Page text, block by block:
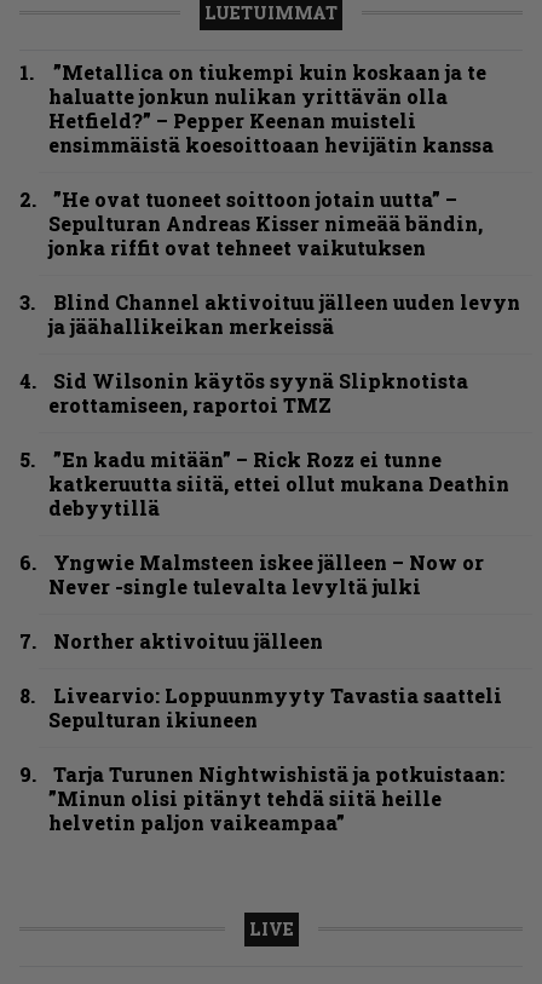
LUETUIMMAT
”Metallica on tiukempi kuin koskaan ja te
haluatte jonkun nulikan yrittävän olla
Hetfield?” – Pepper Keenan muisteli
ensimmäistä koesoittoaan hevijätin kanssa
”He ovat tuoneet soittoon jotain uutta” –
Sepulturan Andreas Kisser nimeää bändin,
jonka riffit ovat tehneet vaikutuksen
Blind Channel aktivoituu jälleen uuden levyn
ja jäähallikeikan merkeissä
Sid Wilsonin käytös syynä Slipknotista
erottamiseen, raportoi TMZ
”En kadu mitään” – Rick Rozz ei tunne
katkeruutta siitä, ettei ollut mukana Deathin
debyytillä
Yngwie Malmsteen iskee jälleen – Now or
Never -single tulevalta levyltä julki
Norther aktivoituu jälleen
Livearvio: Loppuunmyyty Tavastia saatteli
Sepulturan ikiuneen
Tarja Turunen Nightwishistä ja potkuistaan:
”Minun olisi pitänyt tehdä siitä heille
helvetin paljon vaikeampaa”
LIVE